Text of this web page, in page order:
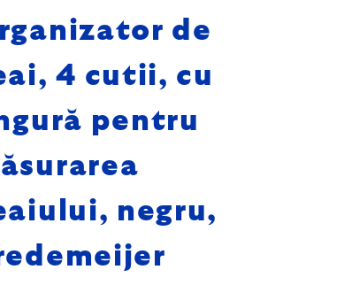
de
4 cutii, cu
pentru
negru,